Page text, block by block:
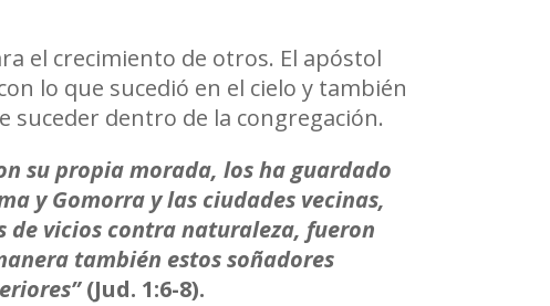
el crecimiento de otros. El apóstol
lo que sucedió en el cielo y también
suceder dentro de la congregación.
su propia morada, los ha guardado
y Gomorra y las ciudades vecinas,
de vicios contra naturaleza, fueron
también estos soñadores
(Jud. 1:6-8).